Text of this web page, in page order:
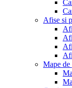
Afise si
Mape de